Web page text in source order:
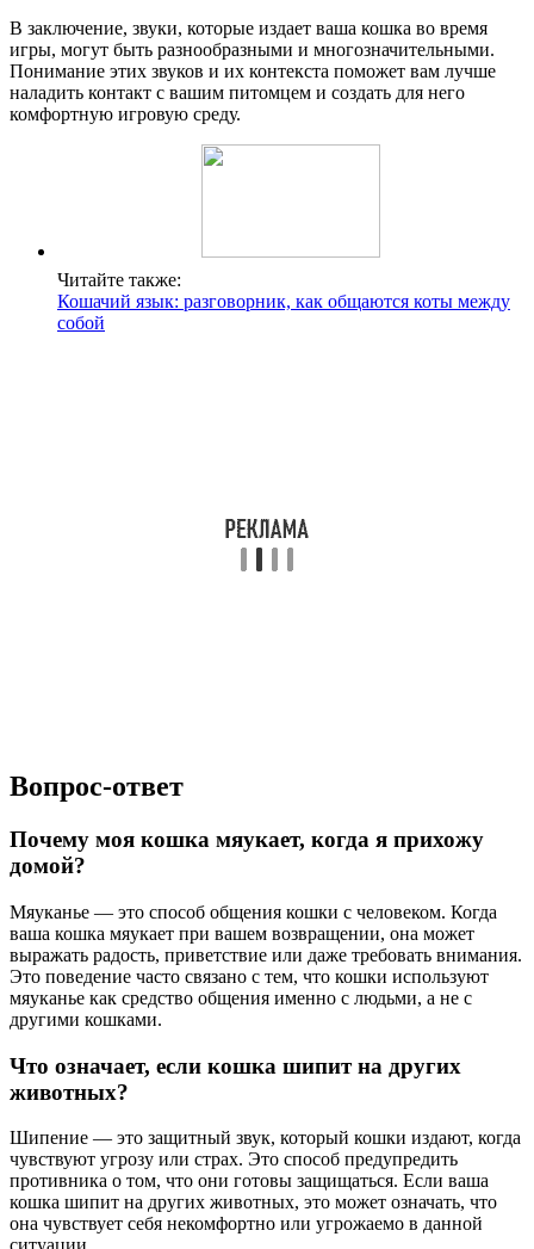
В заключение, звуки, которые издает ваша кошка во время
игры, могут быть разнообразными и многозначительными.
Понимание этих звуков и их контекста поможет вам лучше
наладить контакт с вашим питомцем и создать для него
комфортную игровую среду.
Читайте также:
Кошачий язык: разговорник, как общаются коты между
собой
Вопрос-ответ
Почему моя кошка мяукает, когда я прихожу
домой?
Мяуканье — это способ общения кошки с человеком. Когда
ваша кошка мяукает при вашем возвращении, она может
выражать радость, приветствие или даже требовать внимания.
Это поведение часто связано с тем, что кошки используют
мяуканье как средство общения именно с людьми, а не с
другими кошками.
Что означает, если кошка шипит на других
животных?
Шипение — это защитный звук, который кошки издают, когда
чувствуют угрозу или страх. Это способ предупредить
противника о том, что они готовы защищаться. Если ваша
кошка шипит на других животных, это может означать, что
она чувствует себя некомфортно или угрожаемо в данной